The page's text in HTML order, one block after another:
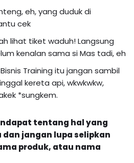
eh, yang duduk di
cek
lihat tiket waduh! Langsung
kenalan sama si Mas tadi, eh
Training itu jangan sambil
kereta api, wkwkwkw,
*sungkem.
tentang hal yang
jangan lupa selipkan
produk, atau nama